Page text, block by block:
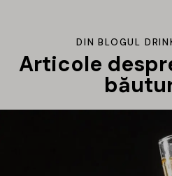
DIN BLOGUL
Articole